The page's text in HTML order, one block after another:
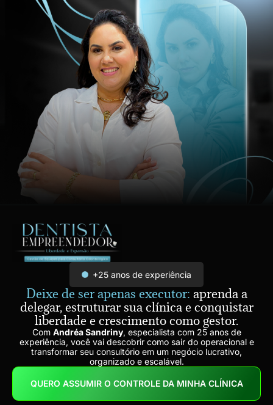
+25 anos de experiência
Deixe de ser apenas executor: aprenda a
delegar, estruturar sua clínica e conquistar
liberdade e crescimento como gestor.
Com Andréa Sandriny, especialista com 25 anos de
experiência, você vai descobrir como sair do operacional e
transformar seu consultório em um negócio lucrativo,
organizado e escalável.
QUERO ASSUMIR O CONTROLE DA MINHA CLÍNICA